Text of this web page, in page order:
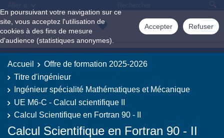
En poursuivant votre navigation sur ce
site, vous acceptez l'utilisation de
cookies à des fins de mesure
d'audience (statistiques anonymes).
Accepter Refuser
Aller à
Accueil
Offre de formation 2025-2026
Titre d'ingénieur
Ingénieur spécialité Mathématiques et Mécanique
UE M6-C - Calcul scientifique II
Calcul Scientifique en Fortran 90 - II
Calcul Scientifique en Fortran 90 - II